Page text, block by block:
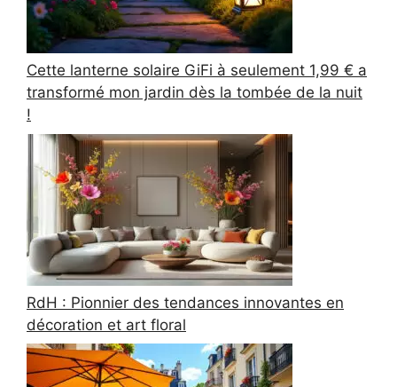
Cette lanterne solaire GiFi à seulement 1,99 € a
transformé mon jardin dès la tombée de la nuit
!
RdH : Pionnier des tendances innovantes en
décoration et art floral